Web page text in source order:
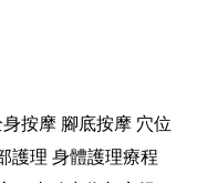
按摩 腳底按摩 穴位
護理 身體護理療程